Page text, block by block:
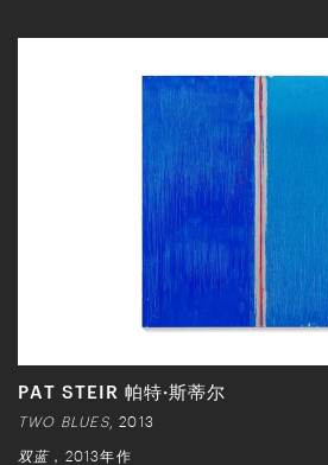
PAT STEIR 帕特·斯蒂尔
TWO BLUES, 2013
双蓝，2013年作